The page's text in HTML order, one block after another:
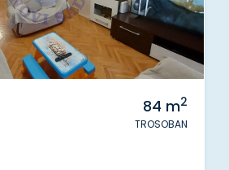
84 m2
TROSOBAN